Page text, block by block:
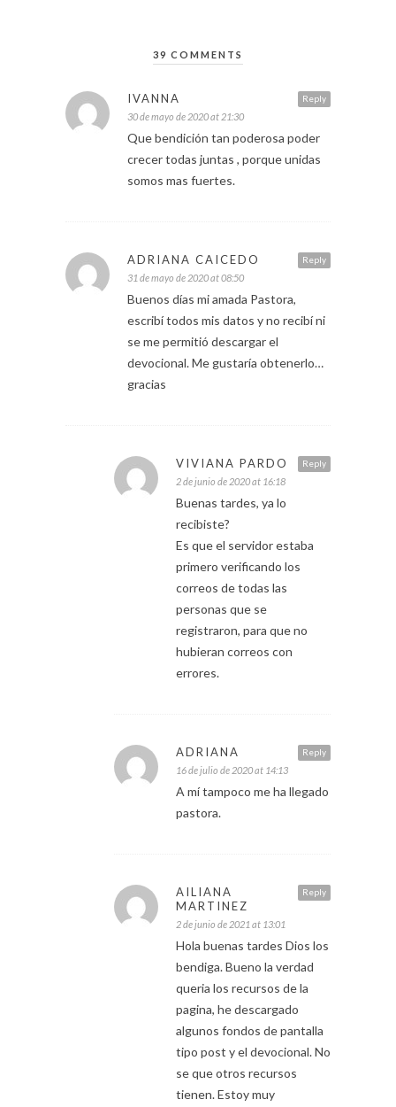
39 COMMENTS
Reply
IVANNA
30 de mayo de 2020 at 21:30
Que bendición tan poderosa poder
crecer todas juntas , porque unidas
somos mas fuertes.
Reply
ADRIANA CAICEDO
31 de mayo de 2020 at 08:50
Buenos días mi amada Pastora,
escribí todos mis datos y no recibí ni
se me permitió descargar el
devocional. Me gustaría obtenerlo…
gracias
Reply
VIVIANA PARDO
2 de junio de 2020 at 16:18
Buenas tardes, ya lo
recibiste?
Es que el servidor estaba
primero verificando los
correos de todas las
personas que se
registraron, para que no
hubieran correos con
errores.
Reply
ADRIANA
16 de julio de 2020 at 14:13
A mí tampoco me ha llegado
pastora.
Reply
AILIANA
MARTINEZ
2 de junio de 2021 at 13:01
Hola buenas tardes Dios los
bendiga. Bueno la verdad
queria los recursos de la
pagina, he descargado
algunos fondos de pantalla
tipo post y el devocional. No
se que otros recursos
tienen. Estoy muy